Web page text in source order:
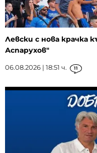
Левски с нова крачка
Аспарухов"
06.08.2026 | 18:51 ч. 11